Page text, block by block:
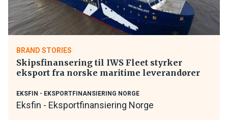
BRAND STORIES
Skipsfinansering til IWS Fleet styrker
eksport fra norske maritime leverandører
EKSFIN - EKSPORTFINANSIERING NORGE
Eksfin - Eksportfinansiering Norge